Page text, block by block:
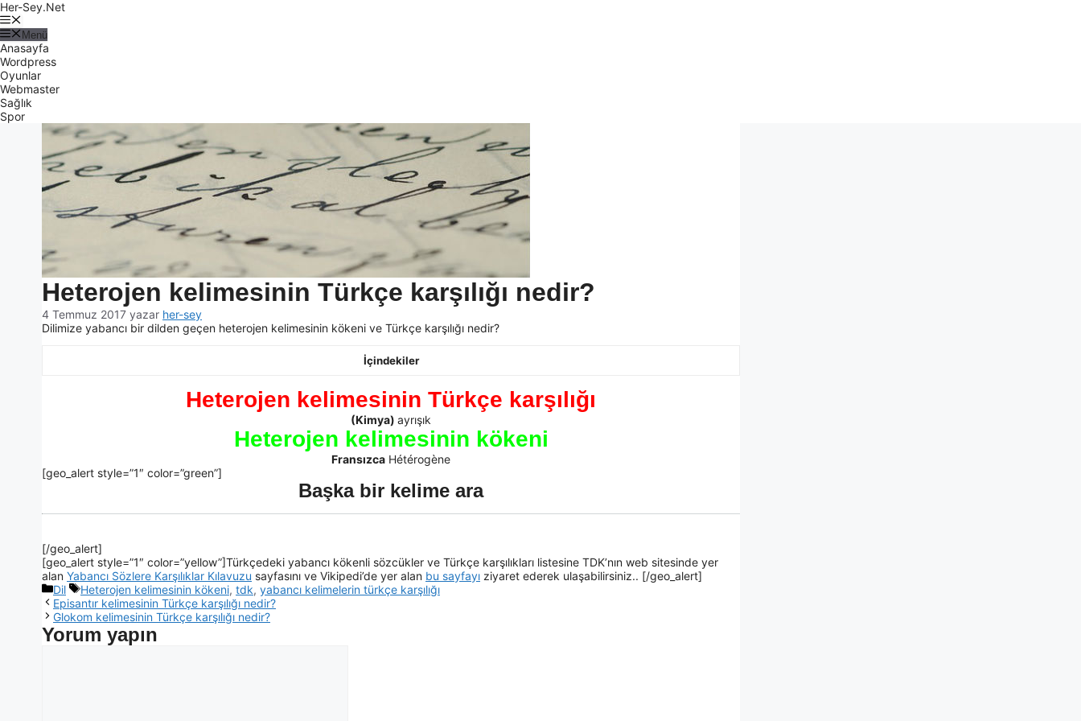
Her-Sey.Net
Menü
Anasayfa
Wordpress
Oyunlar
Webmaster
Sağlık
Spor
Heterojen kelimesinin Türkçe karşılığı nedir?
4 Temmuz 2017 yazar her-sey
Dilimize yabancı bir dilden geçen heterojen kelimesinin kökeni ve Türkçe karşılığı nedir?
İçindekiler
Heterojen kelimesinin Türkçe karşılığı
(Kimya) ayrışık
Heterojen kelimesinin kökeni
Fransızca Hétérogène
[geo_alert style=”1″ color=”green”]
Başka bir kelime ara
[/geo_alert]
[geo_alert style=”1″ color=”yellow”]Türkçedeki yabancı kökenli sözcükler ve Türkçe karşılıkları listesine TDK’nın web sitesinde yer
alan Yabancı Sözlere Karşılıklar Kılavuzu sayfasını ve Vikipedi’de yer alan bu sayfayı ziyaret ederek ulaşabilirsiniz.. [/geo_alert]
Dil
Heterojen kelimesinin kökeni, tdk, yabancı kelimelerin türkçe karşılığı
Episantır kelimesinin Türkçe karşılığı nedir?
Glokom kelimesinin Türkçe karşılığı nedir?
Yorum yapın